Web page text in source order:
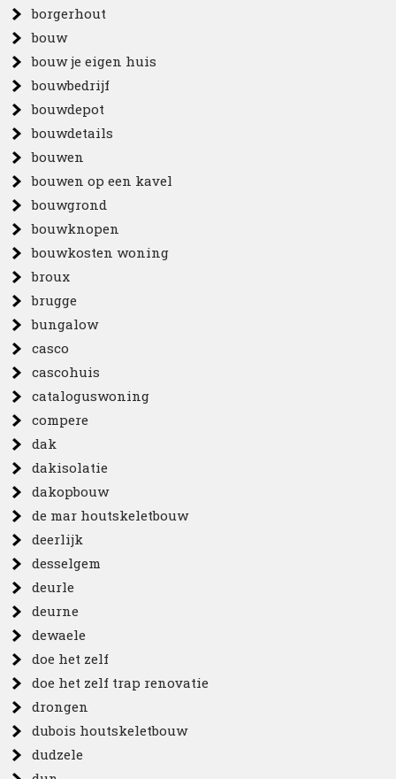
borgerhout
bouw
bouw je eigen huis
bouwbedrijf
bouwdepot
bouwdetails
bouwen
bouwen op een kavel
bouwgrond
bouwknopen
bouwkosten woning
broux
brugge
bungalow
casco
cascohuis
cataloguswoning
compere
dak
dakisolatie
dakopbouw
de mar houtskeletbouw
deerlijk
desselgem
deurle
deurne
dewaele
doe het zelf
doe het zelf trap renovatie
drongen
dubois houtskeletbouw
dudzele